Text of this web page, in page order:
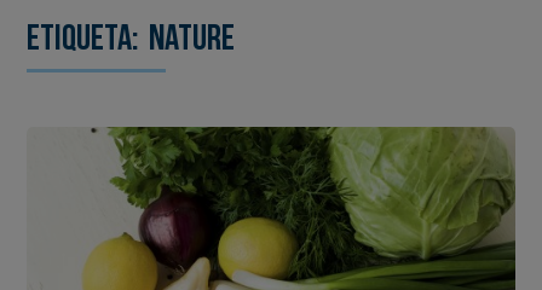
Etiqueta: nature